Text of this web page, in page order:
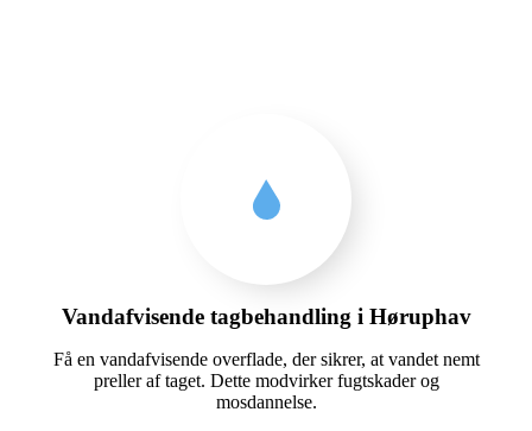
Vandafvisende tagbehandling i Høruphav
Få en vandafvisende overflade, der sikrer, at vandet nemt
preller af taget. Dette modvirker fugtskader og
mosdannelse.